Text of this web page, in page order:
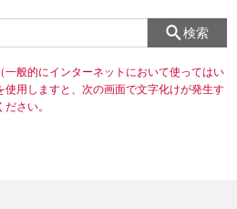
検索
一般的にインターネットにおいて使ってはい
使用しますと、次の画面で文字化けが発生す
さい。